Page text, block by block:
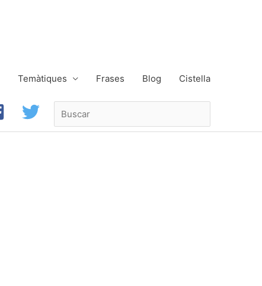
Temàtiques Frases Blog Cistella